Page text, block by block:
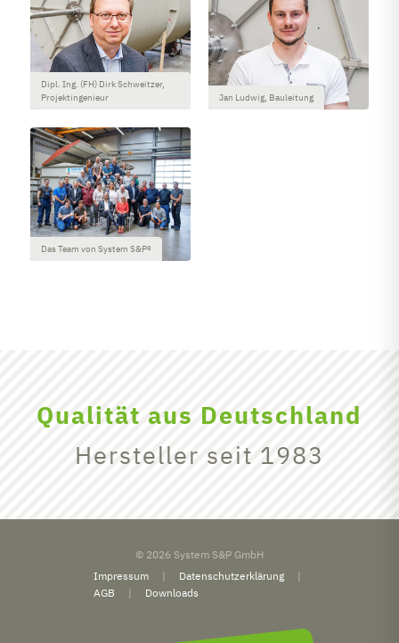
Dipl. Ing. (FH) Dirk Schweitzer,
Projektingenieur
Jan Ludwig, Bauleitung
Das Team von System S&P®
Qualität aus Deutschland
Hersteller seit 1983
© 2026 System S&P GmbH
Impressum
Datenschutzerklärung
AGB
Downloads